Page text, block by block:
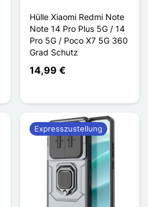
Hülle Xiaomi Redmi Note
Note 14 Pro Plus 5G / 14
Pro 5G / Poco X7 5G 360
Grad Schutz
14,99 €
Expresszustellung